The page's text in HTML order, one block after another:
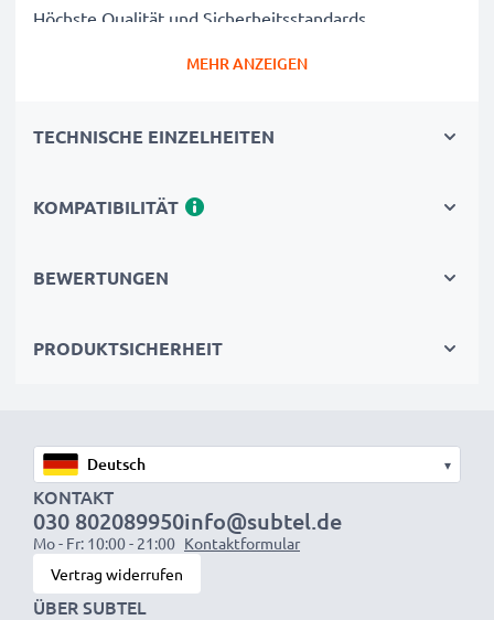
Höchste Qualität und Sicherheitsstandards
unterzogen und entsprechen den höchsten EU-
Die umweltfreundliche Alternative
ökologischen Fußabdruck durch Recycling und
keine Abstriche bei der Qualität!
MEHR ANZEIGEN
TECHNISCHE EINZELHEITEN
KOMPATIBILITÄT
BEWERTUNGEN
PRODUKTSICHERHEIT
▾
KONTAKT
030 802089950
Mo - Fr: 10:00 - 21:00
info@subtel.de
Kontaktformular
Vertrag widerrufen
ÜBER SUBTEL